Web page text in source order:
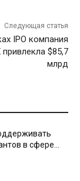
Следующая статья
IPO компания
привлекла $85,7
млрд
в сфере